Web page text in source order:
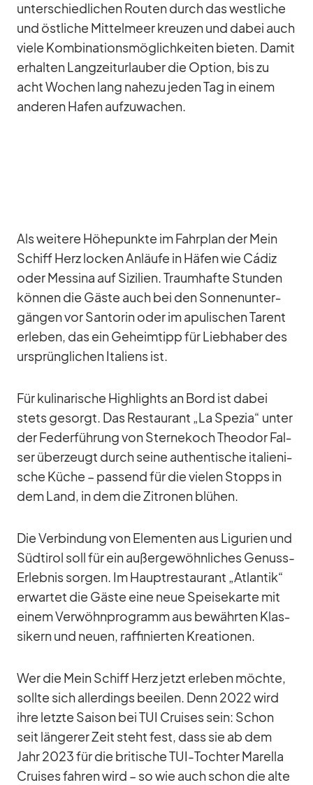
un­ter­schied­li­chen Rou­ten durch das west­li­che
und öst­li­che Mit­tel­meer kreu­zen und da­bei auch
viele Kom­bi­na­ti­ons­mög­lich­kei­ten bie­ten. Da­mit
er­hal­ten Lang­zeit­ur­lau­ber die Op­tion, bis zu
acht Wo­chen lang na­hezu je­den Tag in ei­nem
an­de­ren Ha­fen auf­zu­wa­chen.
Als wei­tere Hö­he­punkte im Fahr­plan der Mein
Schiff Herz lo­cken An­läufe in Hä­fen wie Cá­diz
oder Mes­sina auf Si­zi­lien. Traum­hafte Stun­den
kön­nen die Gäste auch bei den Son­nen­un­ter­
gän­gen vor San­to­rin oder im apu­li­schen Ta­rent
er­le­ben, das ein Ge­heim­tipp für Lieb­ha­ber des
ur­sprüng­li­chen Ita­li­ens ist.
Für ku­li­na­ri­sche High­lights an Bord ist da­bei
stets ge­sorgt. Das Re­stau­rant „La Spe­zia“ un­ter
der Fe­der­füh­rung von Ster­ne­koch Theo­dor Fal­
ser über­zeugt durch seine au­then­ti­sche ita­lie­ni­
sche Kü­che – pas­send für die vie­len Stopps in
dem Land, in dem die Zi­tro­nen blü­hen.
Die Ver­bin­dung von Ele­men­ten aus Li­gu­rien und
Süd­ti­rol soll für ein au­ßer­ge­wöhn­li­ches Ge­nuss-
Er­leb­nis sor­gen. Im Haupt­re­stau­rant „At­lan­tik“
er­war­tet die Gäste eine neue Spei­se­karte mit
ei­nem Ver­wöhn­pro­gramm aus be­währ­ten Klas­
si­kern und neuen, raf­fi­nier­ten Krea­tio­nen.
Wer die Mein Schiff Herz jetzt er­le­ben möchte,
sollte sich al­ler­dings be­ei­len. Denn 2022 wird
ihre letzte Sai­son bei TUI Crui­ses sein: Schon
seit län­ge­rer Zeit steht fest, dass sie ab dem
Jahr 2023 für die bri­ti­sche TUI-Toch­ter Ma­rella
Crui­ses fah­ren wird – so wie auch schon die alte